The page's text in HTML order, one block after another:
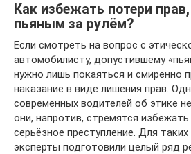
Как избежать потери
пьяным за рулём?
Если смотреть на вопрос с
автомобилисту, допустившему
нужно лишь покаяться и смиренно
наказание в виде лишения прав.
современных водителей об этике
они, напротив, стремятся избежать
серьёзное преступление. Для
эксперты подготовили целый ряд